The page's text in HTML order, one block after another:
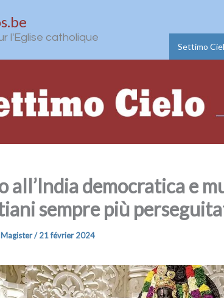
l'Eglise catholique
Settimo
all’India democratica e
sempre più
/21 février 2024